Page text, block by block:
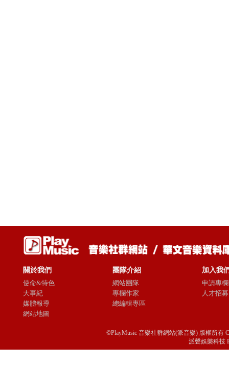
關於我們
使命&特色
大事紀
媒體報導
網站地圖
團隊介紹
網站團隊
專欄作家
總編輯專區
加入我
申請專
人才招募
©PlayMusic 音樂社群網站(派音樂) 版權所有
派聲娛樂科技